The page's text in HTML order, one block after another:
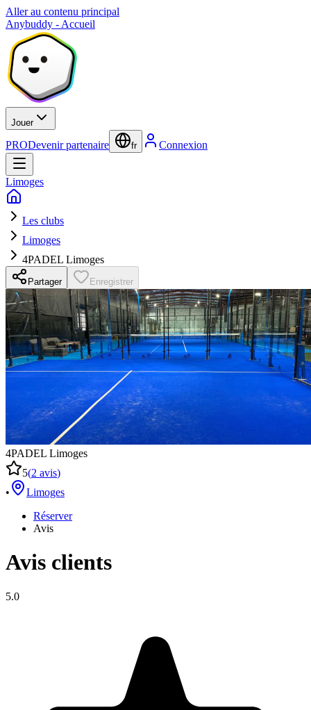
Aller au contenu principal
Anybuddy - Accueil
Jouer
PRODevenir partenaire fr Connexion
Limoges
Les clubs
Limoges
4PADEL Limoges
Partager Enregistrer
4PADEL Limoges
5(2 avis)
•
Limoges
Réserver
Avis
Avis clients
5.0